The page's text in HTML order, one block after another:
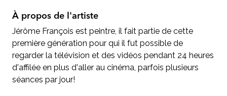
À propos de l'artiste
Jérôme François est peintre, il fait partie de cette
première génération pour qui il fut possible de
regarder la télévision et des vidéos pendant 24 heures
d'affilée en plus d'aller au cinéma, parfois plusieurs
séances par jour!